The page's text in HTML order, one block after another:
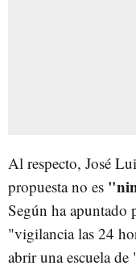
Al respecto, José
propuesta no es
Según ha apuntado
"vigilancia las 24
abrir una escuela